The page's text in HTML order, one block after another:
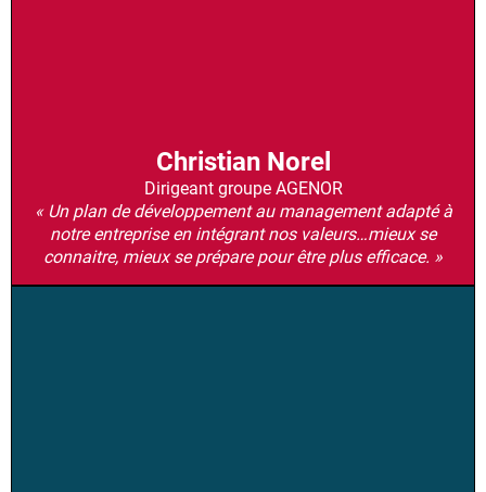
Christian Norel
Dirigeant groupe AGENOR
« Un plan de développement au management adapté à
notre entreprise en intégrant nos valeurs…mieux se
connaitre, mieux se prépare pour être plus efficace. »